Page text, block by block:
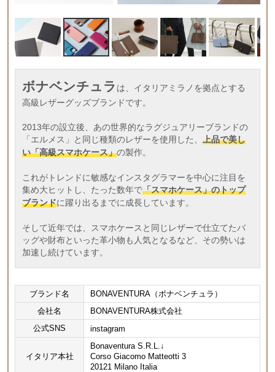
ボナベンチュラ は、イタリアミラノを拠点とする
高級レザーグッズブランドです。
2013年の設立後、あの世界的なラグジュアリーブランドの
「エルメス」と同じ種類のレザーを使用した、上品で美し
い「高級スマホケース」の製作。
これがトレンドに敏感なインスタグラマーを中心に注目を
集め大ヒットし、たった数年で「スマホケース」のトップ
ブランドに躍り出るまでに成長しています。
そして近年では、スマホケースと同じレザーで仕立てたバ
ッグや財布といった革小物も人気となるなど、その勢いは
加速し続けています。
ブランド名
BONAVENTURA（ボナベンチュラ）
会社名
BONAVENTURA株式会社
公式SNS
instagram
イタリア本社
Bonaventura S.R.L.↓
Corso Giacomo Matteotti 3
20121 Milano Italia